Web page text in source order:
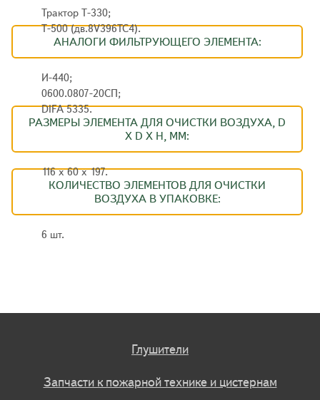
Трактор Т-330;
Т-500 (дв.8V396TC4).
АНАЛОГИ ФИЛЬТРУЮЩЕГО ЭЛЕМЕНТА:
И-440;
0600.0807-20СП;
DIFA 5335.
РАЗМЕРЫ ЭЛЕМЕНТА ДЛЯ ОЧИСТКИ ВОЗДУХА, D
X D X H, ММ:
116 х 60 х 197.
КОЛИЧЕСТВО ЭЛЕМЕНТОВ ДЛЯ ОЧИСТКИ
ВОЗДУХА В УПАКОВКЕ:
6 шт.
Глушители
Запчасти к пожарной технике и цистернам